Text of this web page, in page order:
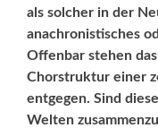
als solcher in der
anachronistisches
Offenbar stehen
Chorstruktur einer
entgegen. Sind
Welten